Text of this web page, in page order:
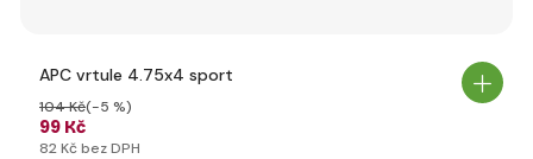
APC vrtule 4.75x4 sport
99 Kč
104 Kč(-5 %)
82 Kč bez DPH